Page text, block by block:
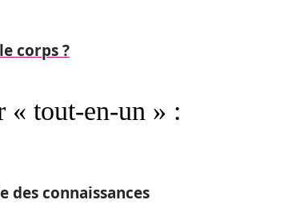
corps ?
« tout-en-un » :
des connaissances